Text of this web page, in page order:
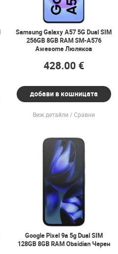
Samsung Galaxy A57 5G Dual SIM
256GB 8GB RAM SM-A576
Awesome Люляков
428.00 €
добави в кошницата
Виж детайли Сравни
Google Pixel 9a 5g Dual SIM
128GB 8GB RAM Obsidian Черен